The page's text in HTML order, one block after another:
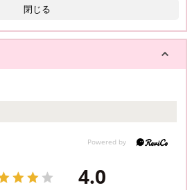
閉じる
4.0